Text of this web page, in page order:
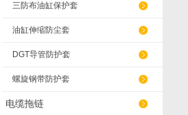
三防布油缸保护套
油缸伸缩防尘套
DGT导管防护套
螺旋钢带防护套
电缆拖链